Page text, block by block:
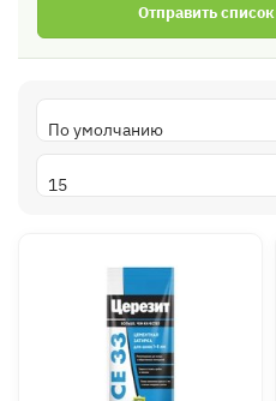
Отправить список